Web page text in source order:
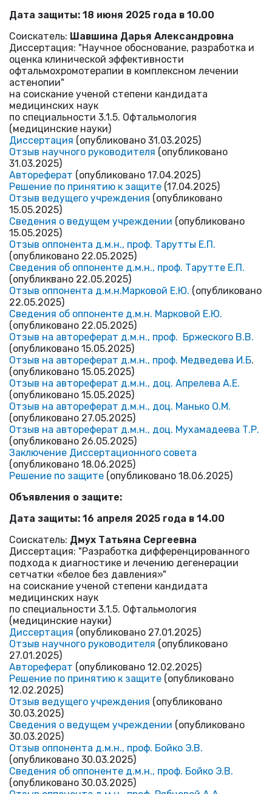
Дата защиты: 18 июня 2025 года в 10.00
Соискатель: Шавшина Дарья Александровна
Диссертация: "Научное обоснование, разработка и
оценка клинической эффективности
офтальмохромотерапии в комплексном лечении
астенопии"
на соискание ученой степени кандидата
медицинских наук
по специальности 3.1.5. Офтальмология
(медицинские науки)
Диссертация (опубликовано 31.03.2025)
Отзыв научного руководителя (опубликовано
31.03.2025)
Автореферат (опубликовано 17.04.2025)
Решение по принятию к защите (17.04.2025)
Отзыв ведущего учреждения (опубликовано
15.05.2025)
Сведения о ведущем учреждении (опубликовано
15.05.2025)
Отзыв оппонента д.м.н., проф. Тарутты Е.П.
(опубликовано 22.05.2025)
Сведения об оппоненте д.м.н., проф. Тарутте Е.П.
(опубликвано 22.05.2025)
Отзыв оппонента д.м.н.Марковой Е.Ю. (опубликовано
22.05.2025)
Сведения об оппоненте д.м.н. Марковой Е.Ю.
(опубликовано 22.05.2025)
Отзыв на автореферат д.м.н., проф. Бржеского В.В.
(опубликовано 15.05.2025)
Отзыв на автореферат д.м.н., проф. Медведева И.Б.
(опубликовано 15.05.2025)
Отзыв на автореферат д.м.н., доц. Апрелева А.Е.
(опубликовано 15.05.2025)
Отзыв на автореферат д.м.н., доц. Манько О.М.
(опубликовано 27.05.2025)
Отзыв на автореферат д.м.н., доц. Мухамадеева Т.Р.
(опубликовано 26.05.2025)
Заключение Диссертационного совета
(опубликовано 18.06.2025)
Решение по защите (опубликовано 18.06.2025)
Объявления о защите:
Дата защиты: 16 апреля 2025 года в 14.00
Соискатель: Дмух Татьяна Сергеевна
Диссертация: "Разработка дифференцированного
подхода к диагностике и лечению дегенерации
сетчатки «белое без давления»"
на соискание ученой степени кандидата
медицинских наук
по специальности 3.1.5. Офтальмология
(медицинские науки)
Диссертация (опубликовано 27.01.2025)
Отзыв научного руководителя (опубликовано
27.01.2025)
Автореферат (опубликовано 12.02.2025)
Решение по принятию к защите (опубликовано
12.02.2025)
Отзыв ведущего учреждения (опубликовано
30.03.2025)
Сведения о ведущем учреждении (опубликовано
30.03.2025)
Отзыв оппонента д.м.н., проф. Бойко Э.В.
(опубликовано 30.03.2025)
Сведения об оппоненте д.м.н., проф. Бойко Э.В.
(опубликовано 30.03.2025)